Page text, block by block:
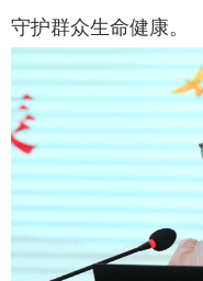
守护群众生命健康。